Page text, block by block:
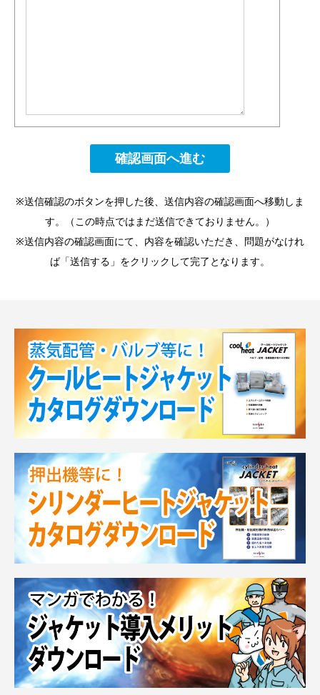
※送信確認のボタンを押した後、送信内容の確認画面へ移動しま
す。（この時点ではまだ送信できておりません。）
※送信内容の確認画面にて、内容を確認いただき、問題がなけれ
ば「送信する」をクリックして完了となります。